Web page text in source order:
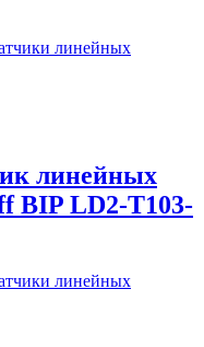
линейных
линейных
BIP LD2-T103-
линейных